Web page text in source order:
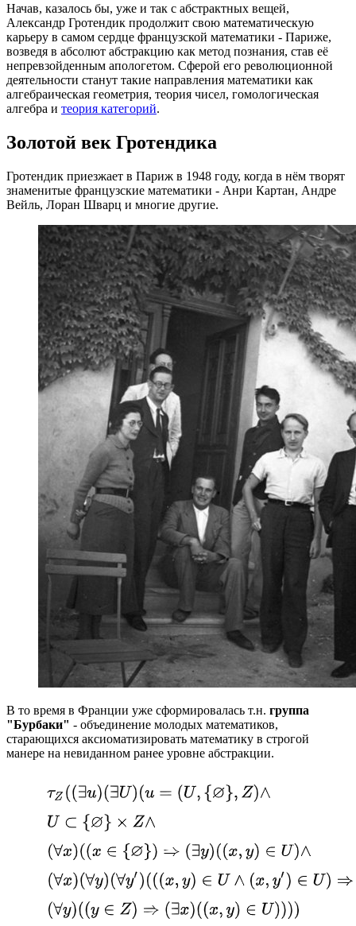
Начав, казалось бы, уже и так с абстрактных вещей,
Александр Гротендик продолжит свою математическую
карьеру в самом сердце французской математики - Париже,
возведя в абсолют абстракцию как метод познания, став её
непревзойденным апологетом. Сферой его революционной
деятельности станут такие направления математики как
алгебраическая геометрия, теория чисел, гомологическая
алгебра и теория категорий.
Золотой век Гротендика
Гротендик приезжает в Париж в 1948 году, когда в нём творят
знаменитые французские математики - Анри Картан, Андре
Вейль, Лоран Шварц и многие другие.
В то время в Франции уже сформировалась т.н. группа
"Бурбаки" - объединение молодых математиков,
старающихся аксиоматизировать математику в строгой
манере на невиданном ранее уровне абстракции.